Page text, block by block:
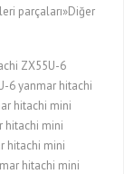
parçaları»Diğer
ZX55U-6
6 yanmar hitachi
hitachi mini
hitachi mini
hitachi mini
hitachi mini